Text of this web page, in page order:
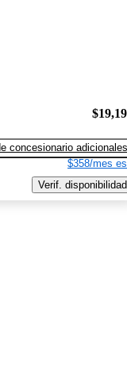
concesionario adicionales
$358/mes
Verif. disponibilidad